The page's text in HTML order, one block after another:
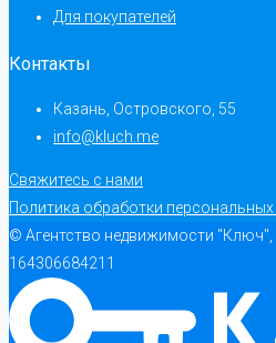
Для покупателей
Контакты
Казань, Островского, 55
info@kluch.me
Свяжитесь с нами
Политика обработки
© Агентство недвижимости
164306684211